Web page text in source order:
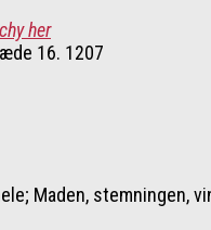
her
16. 1207
Maden, stemningen,